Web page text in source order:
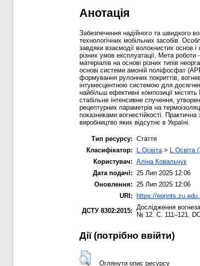
Анотація
Забезпечення надійного та швидкого
технологічних мобільних засобів.
завдяки взаємодії волокнистих основ
різних умов експлуатації. Мета
матеріалів на основі різних типів
основі системи амоній поліфосфат
формування рулонних покриттів,
інтумесцентною системою для
найбільш ефективні композиції
стабільне інтенсивне спучення,
рецептурних параметрів на
показниками вогнестійкості.
виробництво яких відсутнє в Україні.
Тип ресурсу: Стаття
Класифікатор:
L Освіта > L Освіта
Користувач: Аліна Ковальчук
Дата подачі:
25 Лип 2025 12:06
Оновлення:
25 Лип 2025 12:06
URI: https://
ДСТУ 8302:2015:
Дослідження
№ 12. С. 111–121.
Дії ​​(потрібно ввійти)
Оглянути опис ресурсу